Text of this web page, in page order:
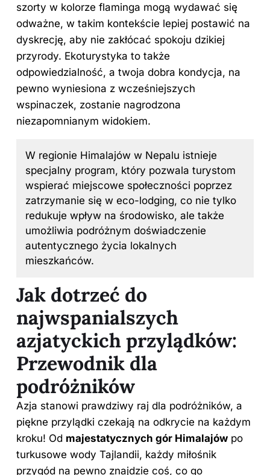
szorty w kolorze flaminga mogą wydawać się
odważne, w takim kontekście lepiej postawić na
dyskrecję, aby nie zakłócać spokoju dzikiej
przyrody. Ekoturystyka to także
odpowiedzialność, a twoja dobra kondycja, na
pewno wyniesiona z wcześniejszych
wspinaczek, zostanie nagrodzona
niezapomnianym widokiem.
W regionie Himalajów w Nepalu istnieje
specjalny program, który pozwala turystom
wspierać miejscowe społeczności poprzez
zatrzymanie się w eco-lodging, co nie tylko
redukuje wpływ na środowisko, ale także
umożliwia podróżnym doświadczenie
autentycznego życia lokalnych
mieszkańców.
Jak dotrzeć do
najwspanialszych
azjatyckich przylądków:
Przewodnik dla
podróżników
Azja stanowi prawdziwy raj dla podróżników, a
piękne przylądki czekają na odkrycie na każdym
kroku! Od majestatycznych gór Himalajów po
turkusowe wody Tajlandii, każdy miłośnik
przygód na pewno znajdzie coś, co go